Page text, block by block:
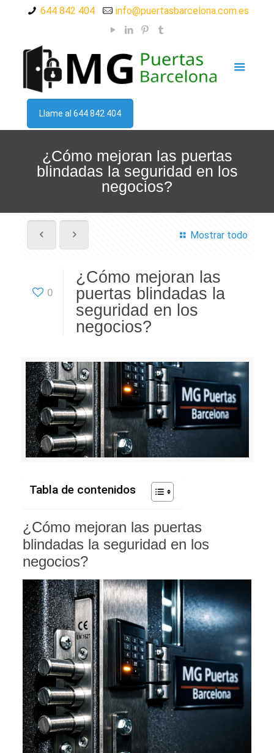
644 842 404 info@puertasbarcelona.com.es
Llame al 644 842 404
¿Cómo mejoran las puertas
blindadas la seguridad en los
negocios?
Mostrar todo
0
¿Cómo mejoran las
puertas blindadas la
seguridad en los
negocios?
Tabla de contenidos
¿Cómo mejoran las puertas
blindadas la seguridad en los
negocios?